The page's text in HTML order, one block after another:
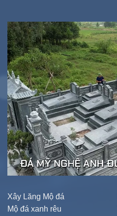
Xây Lăng Mộ đá
Mộ đá xanh rêu